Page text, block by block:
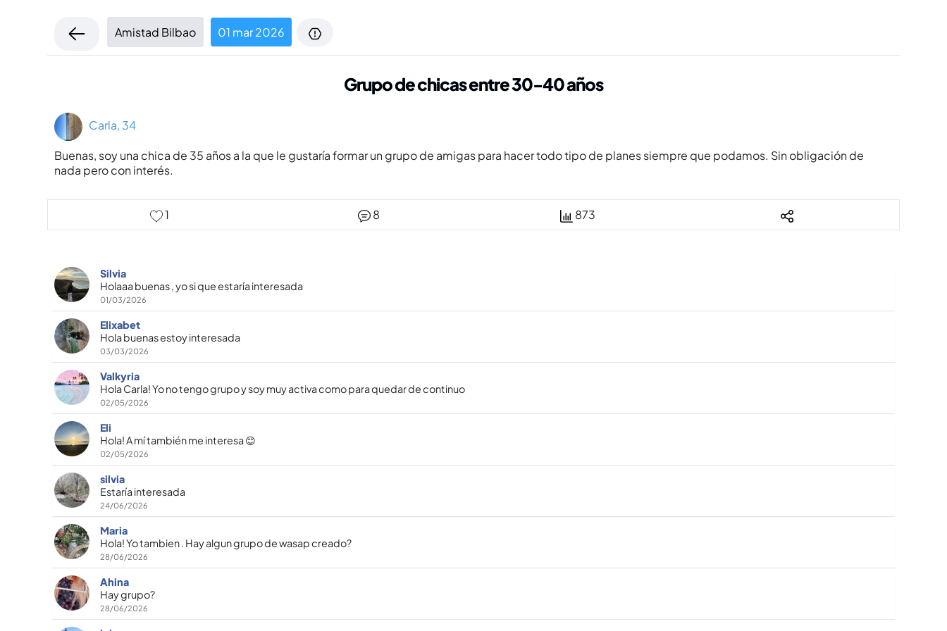
Amistad Bilbao 01 mar 2026
Grupo de chicas entre 30-40 años
Carla, 34
Buenas, soy una chica de 35 años a la que le gustaría formar un grupo de amigas para hacer todo tipo de planes siempre que podamos. Sin obligación de
nada pero con interés.
1 8 873
Silvia
Holaaa buenas , yo si que estaría interesada
01/03/2026
Elixabet
Hola buenas estoy interesada
03/03/2026
Valkyria
Hola Carla! Yo no tengo grupo y soy muy activa como para quedar de continuo
02/05/2026
Eli
Hola! A mí también me interesa 😊
02/05/2026
silvia
Estaría interesada
24/06/2026
Maria
Hola! Yo tambien . Hay algun grupo de wasap creado?
28/06/2026
Ahina
Hay grupo?
28/06/2026